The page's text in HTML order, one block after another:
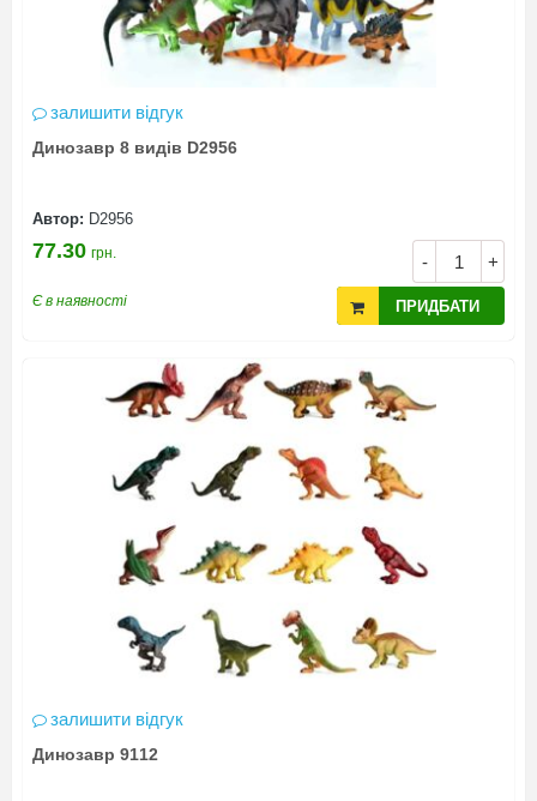
залишити відгук
Динозавр 8 видів D2956
Автор: D2956
- +
77.30 грн.
Є в наявності ПРИДБАТИ
залишити відгук
Динозавр 9112